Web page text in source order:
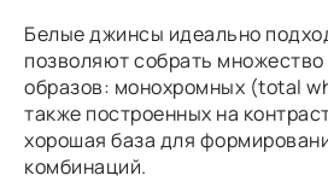
Белые джинсы идеально
позволяют собрать
образов: монохромных (total
также построенных на
хорошая база для
комбинаций.